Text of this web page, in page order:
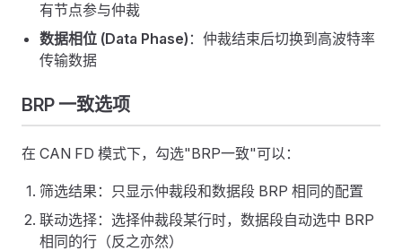
有节点参与仲裁
数据相位 (Data Phase) ：仲裁结束后切换到高波特率
传输数据
BRP 一致选项
在 CAN FD 模式下，勾选"BRP一致"可以：
筛选结果：只显示仲裁段和数据段 BRP 相同的配置
联动选择：选择仲裁段某行时，数据段自动选中 BRP
相同的行（反之亦然）